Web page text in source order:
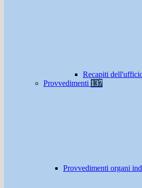
Recapiti
Provvedimenti 137
Provvedimenti organi